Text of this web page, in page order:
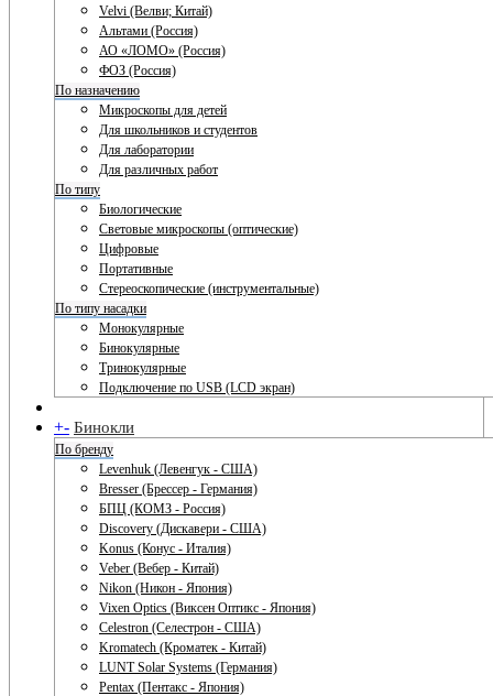
Velvi (Велви; Китай)
Альтами (Россия)
АО «ЛОМО» (Россия)
ФОЗ (Россия)
По назначению
Микроскопы для детей
Для школьников и студентов
Для лаборатории
Для различных работ
По типу
Биологические
Световые микроскопы (оптические)
Цифровые
Портативные
Стереоскопические (инструментальные)
По типу насадки
Монокулярные
Бинокулярные
Тринокулярные
Подключение по USB (LCD экран)
+- Бинокли
По бренду
Levenhuk (Левенгук - США)
Bresser (Брессер - Германия)
БПЦ (КОМЗ - Россия)
Discovery (Дискавери - США)
Konus (Конус - Италия)
Veber (Вебер - Китай)
Nikon (Никон - Япония)
Vixen Optics (Виксен Оптикс - Япония)
Celestron (Селестрон - США)
Kromatech (Кроматек - Китай)
LUNT Solar Systems (Германия)
Pentax (Пентакс - Япония)